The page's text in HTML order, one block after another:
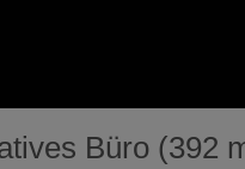
Büro (392